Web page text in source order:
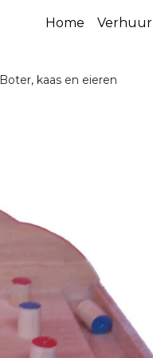
Home Verhuur
Boter, kaas en eieren